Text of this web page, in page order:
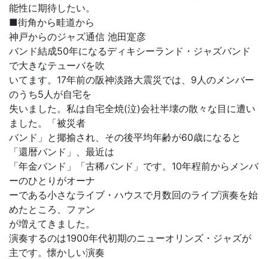
能性に期待したい。
■街角から畦道から
神戸からのジャズ通信 池田寔彦
バンド結成50年になるディキシーランド・ジャズバンド
で大きなテューバを吹
いてます。17年前の阪神淡路大震災では、9人のメンバー
のうち5人が自宅を
失いました。私は自宅全焼(泣)会社半壊の散々な目に遭い
ました。「被災者
バンド」と揶揄され、その後平均年齢が60歳になると
「還暦バンド」、最近は
「年金バンド」「古稀バンド」です。10年程前からメンバ
ーのひとりがオーナ
ーである小さなライブ・ハウスで月数回のライブ演奏を始
めたところ、ファン
が増えてきました。
演奏するのは1900年代初期のニューオリンズ・ジャズが
主です。懐かしい演奏